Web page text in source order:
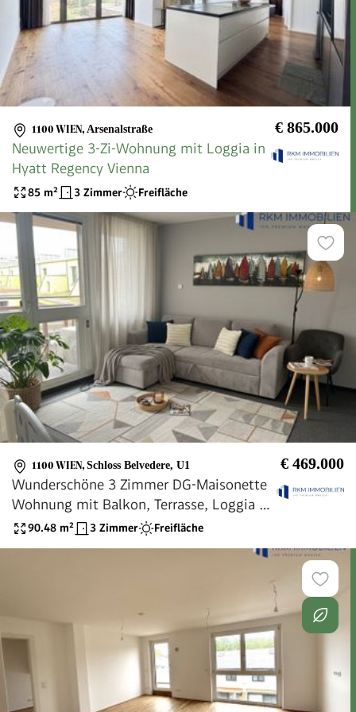
1100 WIEN, Arsenalstraße € 865.000
Neuwertige 3-Zi-Wohnung mit Loggia in
Hyatt Regency Vienna
85 m² 3 Zimmer Freifläche
1100 WIEN, Schloss Belvedere, U1 € 469.000
Wunderschöne 3 Zimmer DG-Maisonette
Wohnung mit Balkon, Terrasse, Loggia &
optionalem Tiefgaragenstellplatz zu
90.48 m² 3 Zimmer Freifläche